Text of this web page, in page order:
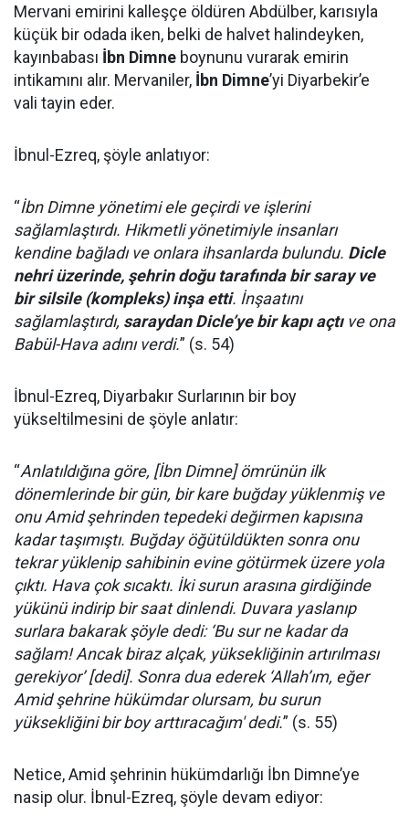
Mervani emirini kalleşçe öldüren Abdülber, karısıyla
küçük bir odada iken, belki de halvet halindeyken,
kayınbabası İbn Dimne boynunu vurarak emirin
intikamını alır. Mervaniler, İbn Dimne’yi Diyarbekir’e
vali tayin eder.
İbnul-Ezreq, şöyle anlatıyor:
“İbn Dimne yönetimi ele geçirdi ve işlerini
sağlamlaştırdı. Hikmetli yönetimiyle insanları
kendine bağladı ve onlara ihsanlarda bulundu. Dicle
nehri üzerinde, şehrin doğu tarafında bir saray ve
bir silsile (kompleks) inşa etti. İnşaatını
sağlamlaştırdı, saraydan Dicle’ye bir kapı açtıve ona
Babül-Hava adını verdi.” (s. 54)
İbnul-Ezreq, Diyarbakır Surlarının bir boy
yükseltilmesini de şöyle anlatır:
“Anlatıldığına göre, [İbn Dimne] ömrünün ilk
dönemlerinde bir gün, bir kare buğday yüklenmiş ve
onu Amid şehrinden tepedeki değirmen kapısına
kadar taşımıştı. Buğday öğütüldükten sonra onu
tekrar yüklenip sahibinin evine götürmek üzere yola
çıktı. Hava çok sıcaktı. İki surun arasına girdiğinde
yükünü indirip bir saat dinlendi. Duvara yaslanıp
surlara bakarak şöyle dedi: ‘Bu sur ne kadar da
sağlam! Ancak biraz alçak, yüksekliğinin artırılması
gerekiyor’ [dedi]. Sonra dua ederek ‘Allah’ım, eğer
Amid şehrine hükümdar olursam, bu surun
yüksekliğini bir boy arttıracağım' dedi.” (s. 55)
Netice, Amid şehrinin hükümdarlığı İbn Dimne’ye
nasip olur. İbnul-Ezreq, şöyle devam ediyor: